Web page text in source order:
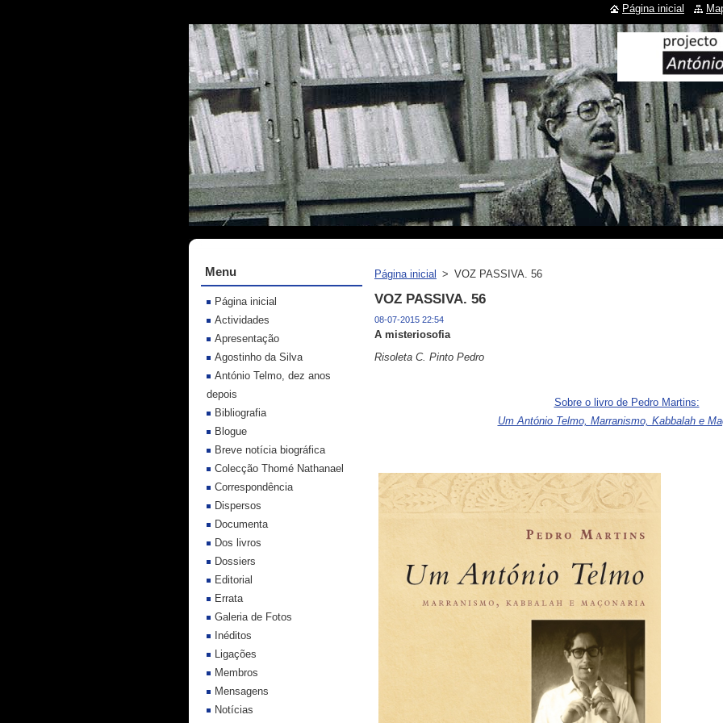
Página inicial > VOZ PASSIVA. 56
VOZ PASSIVA. 56
08-07-2015 22:54
A misteriosofia
Risoleta C. Pinto Pedro
Sobre o livro de Pedro Martins:
Um António Telmo, Marranismo, Kabbalah e
Menu
Página inicial
Actividades
Apresentação
Agostinho da Silva
António Telmo, dez anos
depois
Bibliografia
Blogue
Breve notícia biográfica
Colecção Thomé Nathanael
Correspondência
Dispersos
Documenta
Dos livros
Dossiers
Editorial
Errata
Galeria de Fotos
Inéditos
Ligações
Membros
Mensagens
Notícias
Página inicial